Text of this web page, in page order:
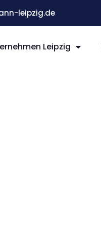
leipzig.de
Leipzig